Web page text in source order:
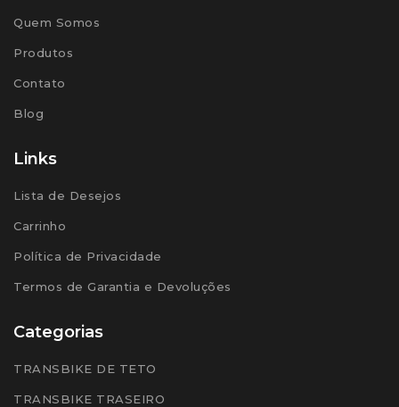
Quem Somos
Produtos
Contato
Blog
Links
Lista de Desejos
Carrinho
Política de Privacidade
Termos de Garantia e Devoluções
Categorias
TRANSBIKE DE TETO
TRANSBIKE TRASEIRO